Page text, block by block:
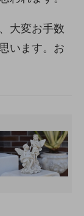
大変お手数
います。お